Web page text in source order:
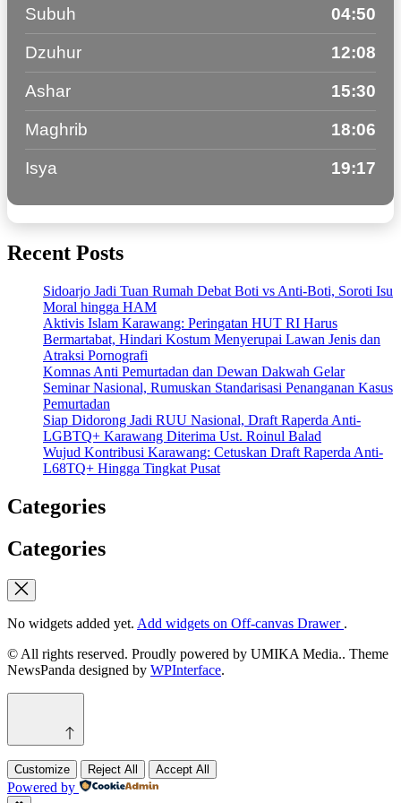
Subuh 04:50
Dzuhur 12:08
Ashar 15:30
Maghrib 18:06
Isya 19:17
Recent Posts
Sidoarjo Jadi Tuan Rumah Debat Boti vs Anti-Boti, Soroti Isu
Moral hingga HAM
Aktivis Islam Karawang: Peringatan HUT RI Harus
Bermartabat, Hindari Kostum Menyerupai Lawan Jenis dan
Atraksi Pornografi
Komnas Anti Pemurtadan dan Dewan Dakwah Gelar
Seminar Nasional, Rumuskan Standarisasi Penanganan Kasus
Pemurtadan
Siap Didorong Jadi RUU Nasional, Draft Raperda Anti-
LGBTQ+ Karawang Diterima Ust. Roinul Balad
Wujud Kontribusi Karawang: Cetuskan Draft Raperda Anti-
L68TQ+ Hingga Tingkat Pusat
Categories
Categories
No widgets added yet. Add widgets on Off-canvas Drawer .
© All rights reserved. Proudly powered by UMIKA Media.. Theme
NewsPanda designed by WPInterface.
Customize Reject All Accept All
Powered by